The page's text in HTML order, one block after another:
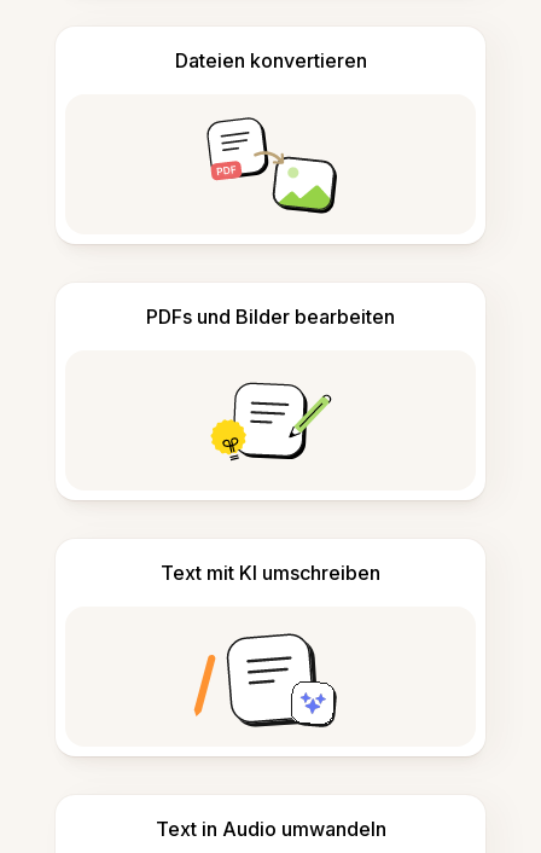
Dateien konvertieren
PDFs und Bilder bearbeiten
Text mit KI umschreiben
Text in Audio umwandeln